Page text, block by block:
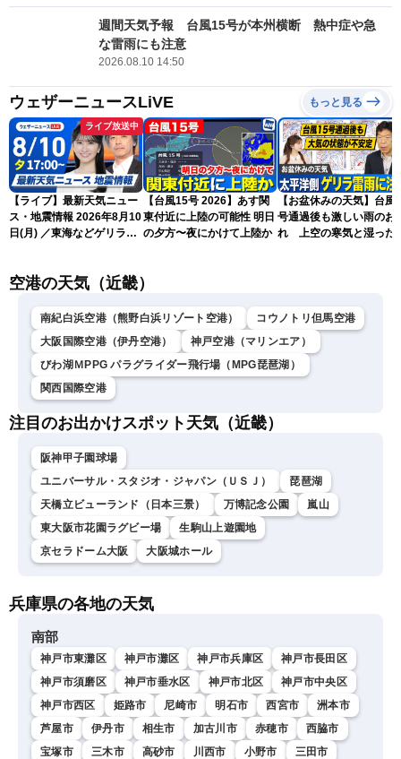
週間天気予報 台風15号が本州横断 熱中症や急
な雷雨にも注意
2026.08.10 14:50
ウェザーニュースLiVE もっと見る
ライブ放送中
【ライブ】最新天気ニュー
ス・地震情報 2026年8月10
日(月) ／東海などゲリラ雷
ュースLiVEイブニング・駒
【台風15号 2026】あす関
東付近に上陸の可能性 明日
の夕方〜夜にかけて上陸か
【お盆休みの天気】台風
号通過後も激しい雨のお
れ 上空の寒気と湿った
空港の天気（近畿）
南紀白浜空港（熊野白浜リゾート空港）
コウノトリ但馬空港
大阪国際空港（伊丹空港）
神戸空港（マリンエア）
びわ湖ＭPPG パラグライダー飛行場（MPG琵琶湖）
関西国際空港
注目のお出かけスポット天気（近畿）
阪神甲子園球場
ユニバーサル・スタジオ・ジャパン（ＵＳＪ）
琵琶湖
天橋立ビューランド（日本三景）
万博記念公園
嵐山
東大阪市花園ラグビー場
生駒山上遊園地
京セラドーム大阪
大阪城ホール
兵庫県の各地の天気
南部
神戸市東灘区 神戸市灘区 神戸市兵庫区
神戸市長田区
神戸市須磨区
神戸市垂水区 神戸市北区
神戸市中央区
神戸市西区
姫路市 尼崎市 明石市 西宮市
洲本市
芦屋市
伊丹市 相生市 加古川市 赤穂市
西脇市
宝塚市
三木市 高砂市 川西市 小野市 三田市